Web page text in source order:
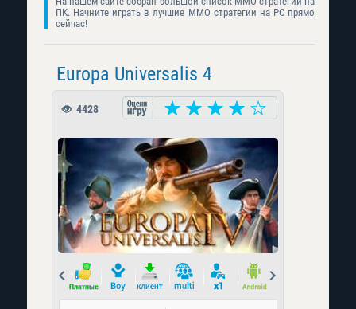
ПК. Начните играть в лучшие ММО стратегии на PC прямо
сейчас!
Europa Universalis 4
4428
Prev